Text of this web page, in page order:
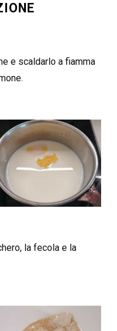
e scaldarlo a fiamma
la fecola e la